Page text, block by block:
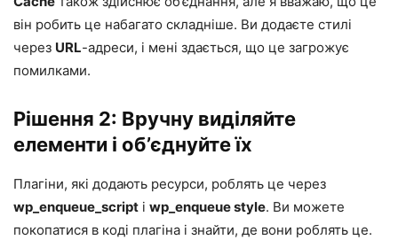
він робить це набагато складніше. Ви додаєте стилі
через URL-адреси, і мені здається, що це загрожує
помилками.
Рішення 2: Вручну виділяйте
елементи і об’єднуйте їх
Плагіни, які додають ресурси, роблять це через
wp_enqueue_script і wp_enqueue style. Ви можете
покопатися в коді плагіна і знайти, де вони роблять це.